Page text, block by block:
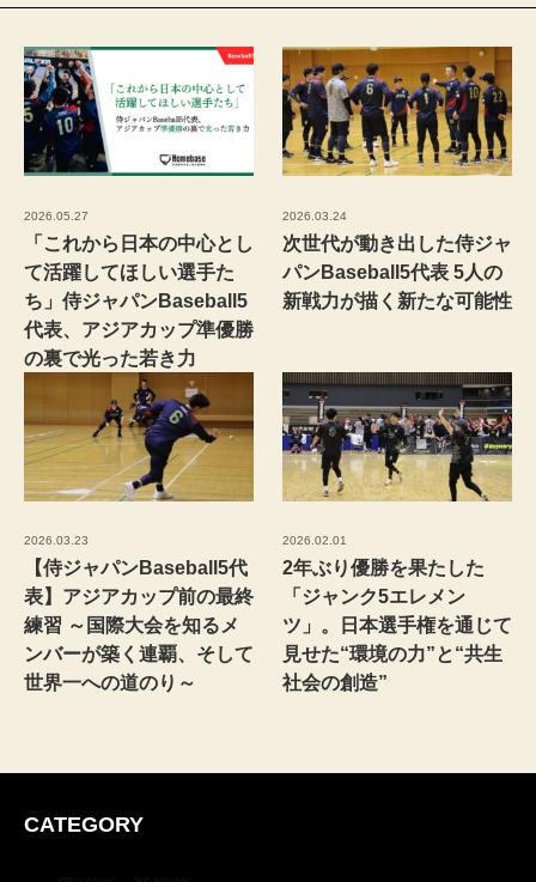
2026.05.27
「これから日本の中心とし
て活躍してほしい選手た
ち」侍ジャパンBaseball5
代表、アジアカップ準優勝
の裏で光った若き力
2026.03.24
次世代が動き出した侍ジャ
パンBaseball5代表 5人の
新戦力が描く新たな可能性
2026.03.23
【侍ジャパンBaseball5代
表】アジアカップ前の最終
練習 ～国際大会を知るメ
ンバーが築く連覇、そして
世界一への道のり～
2026.02.01
2年ぶり優勝を果たした
「ジャンク5エレメン
ツ」。日本選手権を通じて
見せた“環境の力”と“共生
社会の創造”
CATEGORY